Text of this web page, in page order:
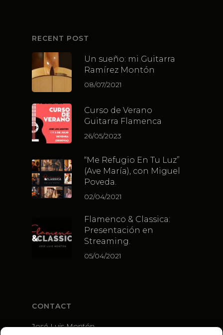
RECENT POST
Un sueño: mi Guitarra
Ramírez Montón
08/07/2021
Curso de Verano
Guitarra Flamenca
26/05/2023
“Me Refugio En Tu Luz”
(Ave María), con Miguel
Poveda.
02/04/2021
Flamenco & Classica:
Presentación en
Streaming.
05/04/2021
CONTACT
José Luis Montón